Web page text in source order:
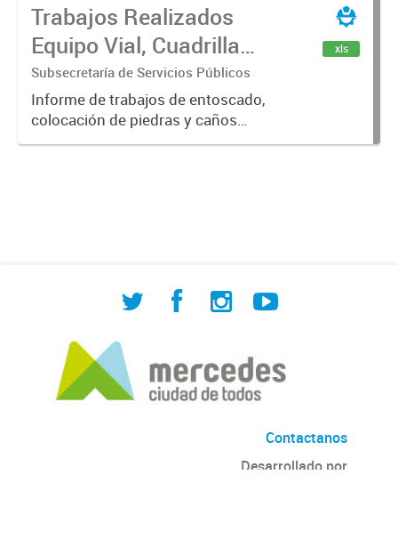
construcción, colocación de tapa
registro, reparación...
Trabajos Realizados
Equipo Vial, Cuadrilla
Bacheo, Servicio
Eléctrico - Noviembre
2021
Subsecretaría de Servicios Públicos
Informe de trabajos de entoscado,
colocación de piedras y caños
(zanjeo - cruce de calles) Informe
xls
Contactanos
Desarrollado por